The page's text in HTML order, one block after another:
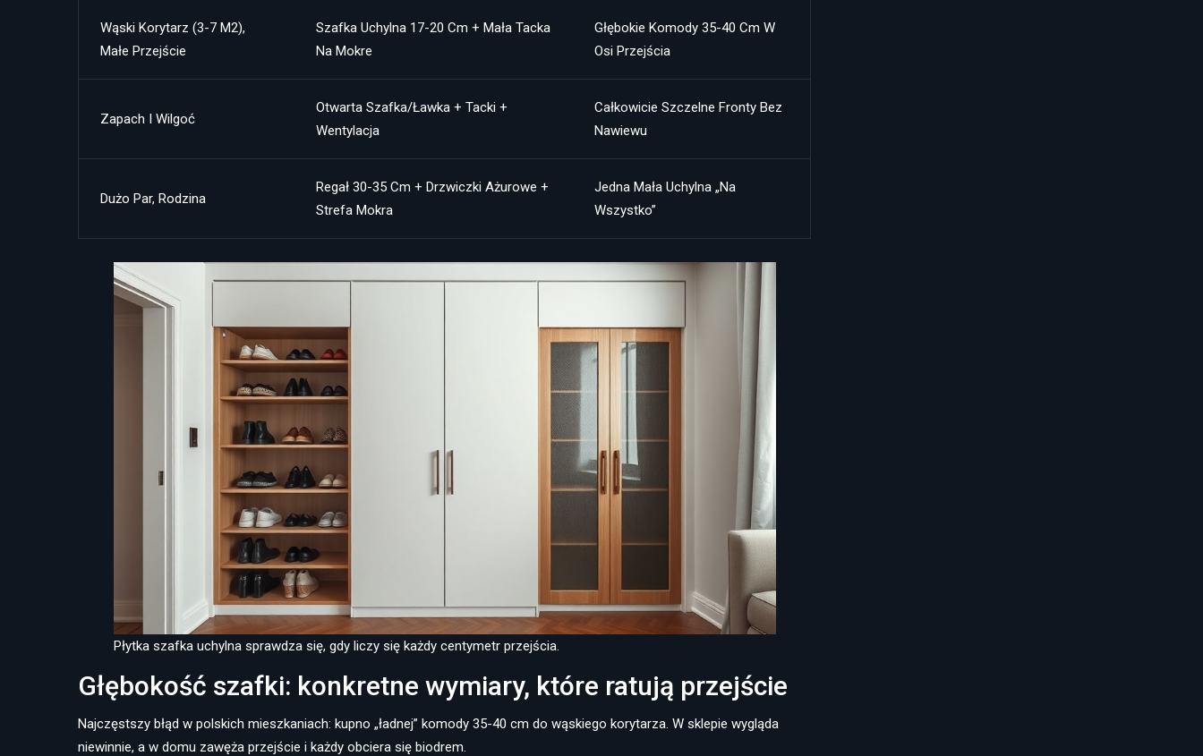
Wąski Korytarz (3-7 M2),
Małe Przejście
Szafka Uchylna 17-20 Cm + Mała Tacka
Na Mokre
Głębokie Komody 35-40 Cm W
Osi Przejścia
Zapach I Wilgoć
Otwarta Szafka/ławka + Tacki +
Wentylacja
Całkowicie Szczelne Fronty Bez
Nawiewu
Dużo Par, Rodzina
Regał 30-35 Cm + Drzwiczki Ażurowe +
Strefa Mokra
Jedna Mała Uchylna „na
Wszystko”
Płytka szafka uchylna sprawdza się, gdy liczy się każdy centymetr przejścia.
Głębokość szafki: konkretne wymiary, które ratują przejście
Najczęstszy błąd w polskich mieszkaniach: kupno „ładnej” komody 35-40 cm do wąskiego korytarza. W sklepie wygląda
niewinnie, a w domu zawęża przejście i każdy obciera się biodrem.